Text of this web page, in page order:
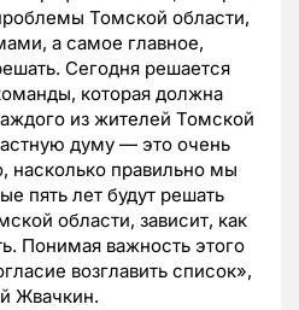
Томской области,
а самое главное,
Сегодня решается
которая должна
из жителей Томской
думу — это очень
насколько правильно мы
пять лет будут решать
области, зависит, как
Понимая важность этого
возглавить список»,
Жвачкин.